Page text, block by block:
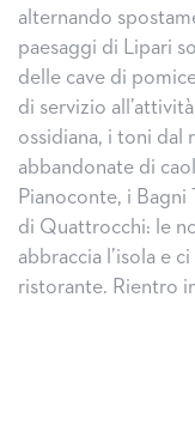
alternando
paesaggi di Lipari
delle cave di
di servizio
ossidiana, i toni dal
abbandonate di
Pianoconte, i
di Quattrocchi: le
abbraccia l’isola e
ristorante. Rientro